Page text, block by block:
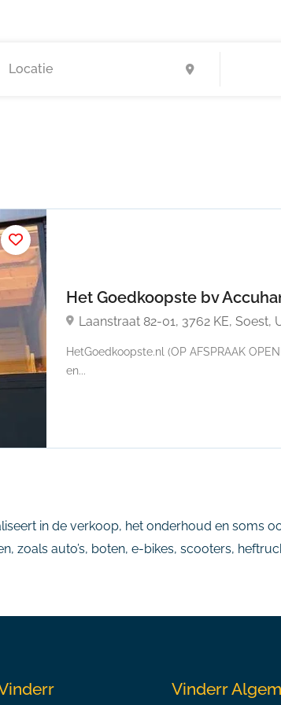
Het Goedkoopste bv
Laanstraat 82-01, 3762 KE, Soest,
HetGoedkoopste.nl (OP AFSPRAAK
en...
in de verkoop, het onderhoud en soms
zoals auto’s, boten, e-bikes, scooters,
Vinderr